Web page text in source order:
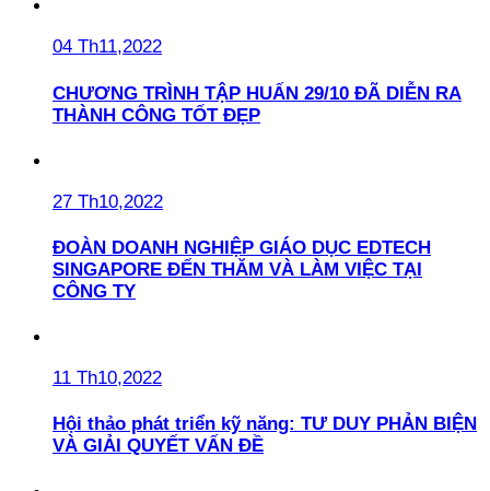
04 Th11,2022
CHƯƠNG TRÌNH TẬP HUẤN 29/10 ĐÃ DIỄN RA
THÀNH CÔNG TỐT ĐẸP
27 Th10,2022
ĐOÀN DOANH NGHIỆP GIÁO DỤC EDTECH
SINGAPORE ĐẾN THĂM VÀ LÀM VIỆC TẠI
CÔNG TY
11 Th10,2022
Hội thảo phát triển kỹ năng: TƯ DUY PHẢN BIỆN
VÀ GIẢI QUYẾT VẤN ĐỀ